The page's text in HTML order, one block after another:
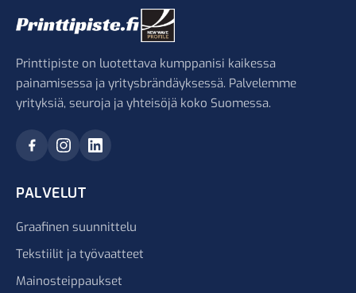
Printtipiste on luotettava kumppanisi kaikessa
painamisessa ja yritysbrändäyksessä. Palvelemme
yrityksiä, seuroja ja yhteisöjä koko Suomessa.
PALVELUT
Graafinen suunnittelu
Tekstiilit ja työvaatteet
Mainosteippaukset